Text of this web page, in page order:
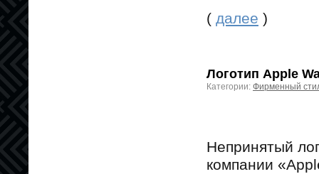
( далее )
Логотип Apple
Категории: Фирменный
Непринятый
компании